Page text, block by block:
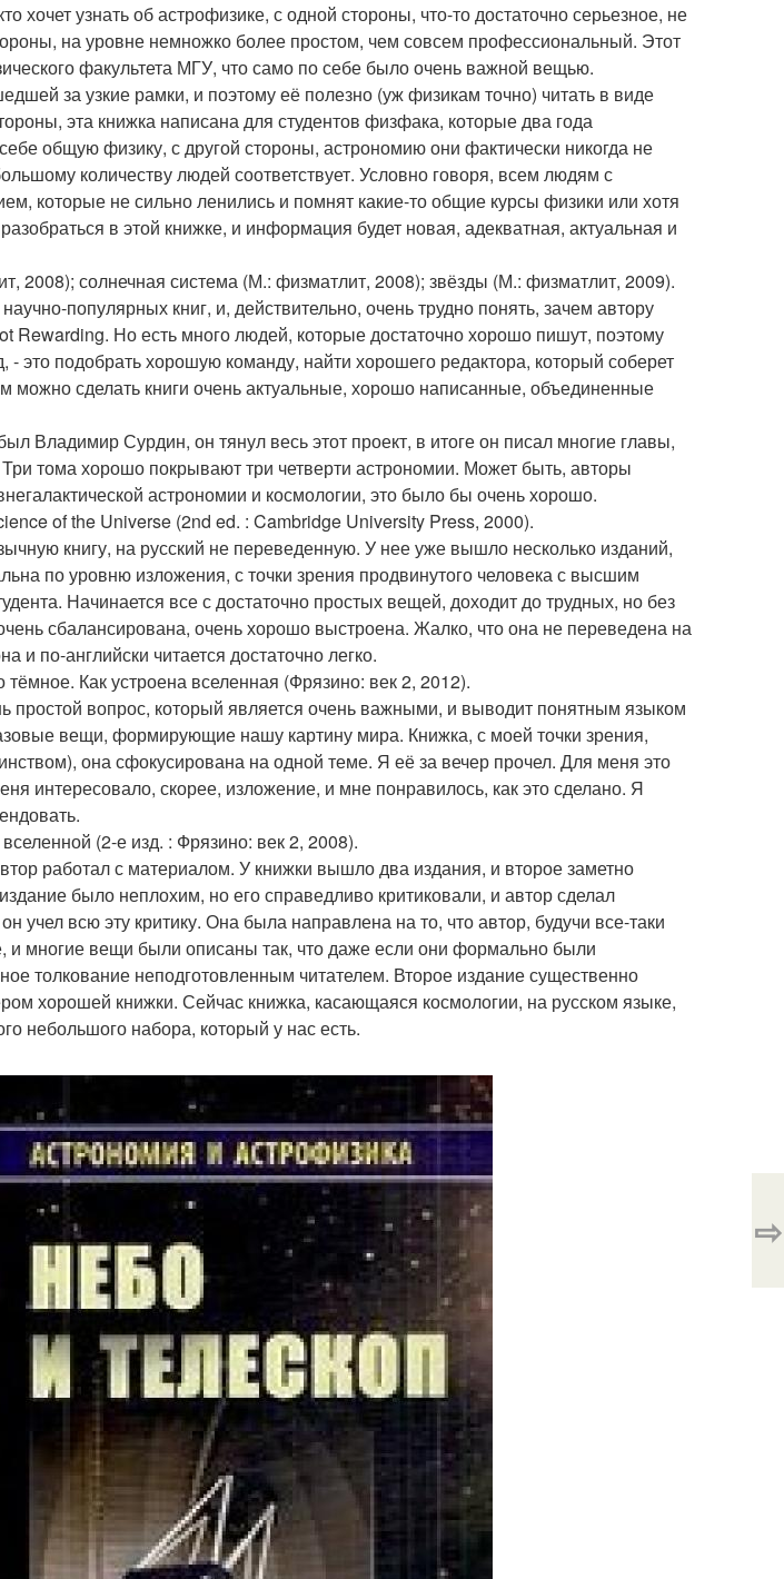
хочет узнать об астрофизике, с одной стороны, что-то достаточно серьезное, не
на уровне немножко более простом, чем совсем профессиональный. Этот
факультета МГУ, что само по себе было очень важной вещью.
за узкие рамки, и поэтому её полезно (уж физикам точно) читать в виде
эта книжка написана для студентов физфака, которые два года
общую физику, с другой стороны, астрономию они фактически никогда не
количеству людей соответствует. Условно говоря, всем людям с
которые не сильно ленились и помнят какие-то общие курсы физики или хотя
в этой книжке, и информация будет новая, адекватная, актуальная и
2008); солнечная система (М.: физматлит, 2008); звёзды (М.: физматлит, 2009).
популярных книг, и, действительно, очень трудно понять, зачем автору
Rewarding. Но есть много людей, которые достаточно хорошо пишут, поэтому
- это подобрать хорошую команду, найти хорошего редактора, который соберет
можно сделать книги очень актуальные, хорошо написанные, объединенные
Владимир Сурдин, он тянул весь этот проект, в итоге он писал многие главы,
тома хорошо покрывают три четверти астрономии. Может быть, авторы
астрономии и космологии, это было бы очень хорошо.
of the Universe (2nd ed. : Cambridge University Press, 2000).
книгу, на русский не переведенную. У нее уже вышло несколько изданий,
по уровню изложения, с точки зрения продвинутого человека с высшим
Начинается все с достаточно простых вещей, доходит до трудных, но без
сбалансирована, очень хорошо выстроена. Жалко, что она не переведена на
и по-английски читается достаточно легко.
Как устроена вселенная (Фрязино: век 2, 2012).
простой вопрос, который является очень важными, и выводит понятным языком
вещи, формирующие нашу картину мира. Книжка, с моей точки зрения,
она сфокусирована на одной теме. Я её за вечер прочел. Для меня это
интересовало, скорее, изложение, и мне понравилось, как это сделано. Я
(2-е изд. : Фрязино: век 2, 2008).
работал с материалом. У книжки вышло два издания, и второе заметно
было неплохим, но его справедливо критиковали, и автор сделал
учел всю эту критику. Она была направлена на то, что автор, будучи все-таки
и многие вещи были описаны так, что даже если они формально были
толкование неподготовленным читателем. Второе издание существенно
хорошей книжки. Сейчас книжка, касающаяся космологии, на русском языке,
небольшого набора, который у нас есть.
⇨